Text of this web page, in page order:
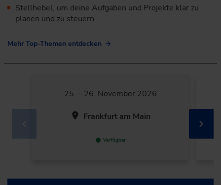
Stellhebel, um deine Aufgaben und Projekte klar zu
planen und zu steuern
Mehr Top-Themen entdecken
25. – 26. November 2026
Frankfurt am Main
Verfügbar